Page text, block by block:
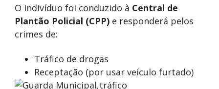
O indivíduo foi conduzido à Central de
Plantão Policial (CPP) e responderá pelos
crimes de:
Tráfico de drogas
Receptação (por usar veículo furtado)